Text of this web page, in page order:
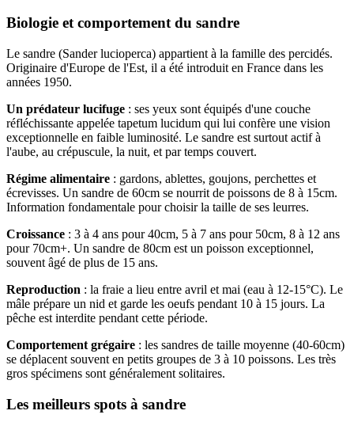
Biologie et comportement du sandre
Le sandre (Sander lucioperca) appartient à la famille des percidés.
Originaire d'Europe de l'Est, il a été introduit en France dans les
années 1950.
Un prédateur lucifuge : ses yeux sont équipés d'une couche
réfléchissante appelée tapetum lucidum qui lui confère une vision
exceptionnelle en faible luminosité. Le sandre est surtout actif à
l'aube, au crépuscule, la nuit, et par temps couvert.
Régime alimentaire : gardons, ablettes, goujons, perchettes et
écrevisses. Un sandre de 60cm se nourrit de poissons de 8 à 15cm.
Information fondamentale pour choisir la taille de ses leurres.
Croissance : 3 à 4 ans pour 40cm, 5 à 7 ans pour 50cm, 8 à 12 ans
pour 70cm+. Un sandre de 80cm est un poisson exceptionnel,
souvent âgé de plus de 15 ans.
Reproduction : la fraie a lieu entre avril et mai (eau à 12-15°C). Le
mâle prépare un nid et garde les oeufs pendant 10 à 15 jours. La
pêche est interdite pendant cette période.
Comportement grégaire : les sandres de taille moyenne (40-60cm)
se déplacent souvent en petits groupes de 3 à 10 poissons. Les très
gros spécimens sont généralement solitaires.
Les meilleurs spots à sandre